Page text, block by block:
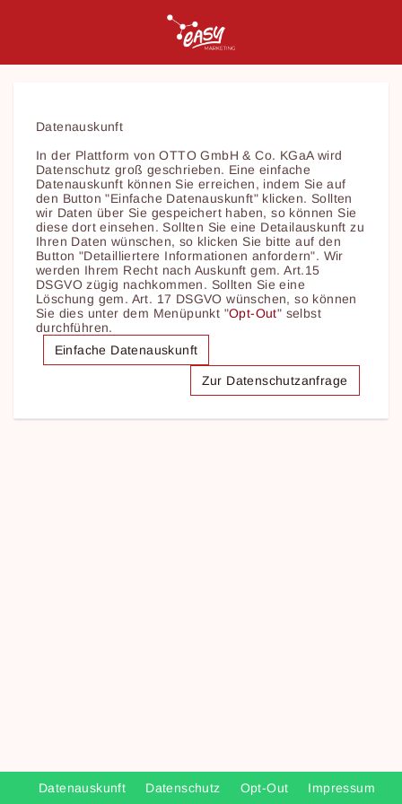
Datenauskunft
In der Plattform von OTTO GmbH & Co. KGaA wird
Datenschutz groß geschrieben. Eine einfache
Datenauskunft können Sie erreichen, indem Sie auf
den Button "Einfache Datenauskunft" klicken. Sollten
wir Daten über Sie gespeichert haben, so können Sie
diese dort einsehen. Sollten Sie eine Detailauskunft zu
Ihren Daten wünschen, so klicken Sie bitte auf den
Button "Detailliertere Informationen anfordern". Wir
werden Ihrem Recht nach Auskunft gem. Art.15
DSGVO zügig nachkommen. Sollten Sie eine
Löschung gem. Art. 17 DSGVO wünschen, so können
Sie dies unter dem Menüpunkt "Opt-Out" selbst
durchführen.
Einfache Datenauskunft
Zur Datenschutzanfrage
Datenauskunft Datenschutz Opt-Out Impressum